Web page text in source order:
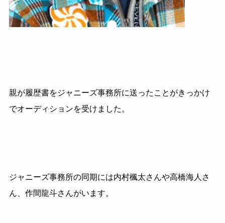
親が履歴書をジャニーズ事務所に送ったことがきっかけ
でオーディションを受けました。
ジャニーズ事務所の同期には内村楓太さんや高橋海人さ
ん、作間龍斗さんがいます。